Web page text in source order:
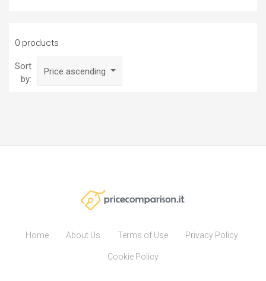
0 products
Sort
by:
Price ascending
Home About Us Terms of Use Privacy Policy
Cookie Policy